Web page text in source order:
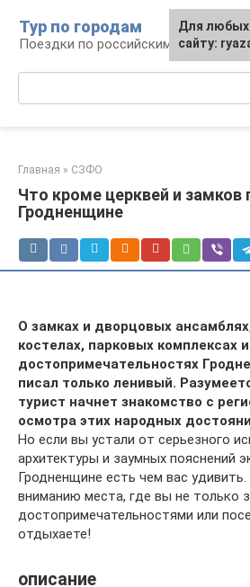
контенту
Тур по городам
Поездки по российским городам
Главная » СЗФО
Что кроме церквей и замков
Гродненщине
О замках и дворцовых
костелах, парковых комплексах
достопримечательностях
писал только ленивый.
турист начнет знакомство с
осмотра этих народных
Но если вы устали от серьезного
архитектуры и заумных пояснений
Гродненщине есть чем вас
вниманию места, где вы не только
достопримечательностями или
отдыхаете!
описание
Для любых
сайту: